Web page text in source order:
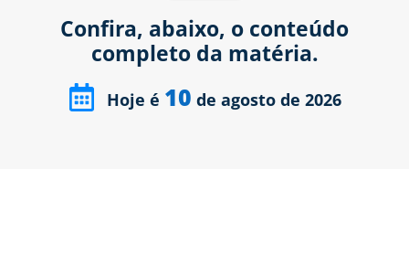
Confira, abaixo, o conteúdo
completo da matéria.
Hoje é 10 de agosto de 2026